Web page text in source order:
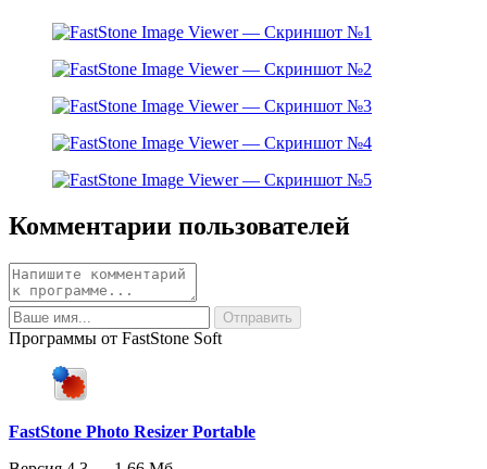
Комментарии пользователей
Программы от FastStone Soft
FastStone Photo Resizer Portable